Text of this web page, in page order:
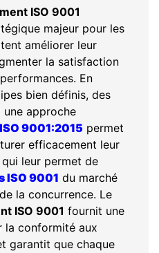
ISO 9001
majeur pour les
améliorer leur
la satisfaction
En
bien définis, des
une approche
9001:2015 permet
efficacement leur
leur permet de
ISO 9001 du marché
la concurrence. Le
ISO 9001 fournit une
la conformité aux
garantit que chaque